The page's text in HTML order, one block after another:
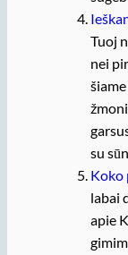
Tuoj
nei
su
Koko
labai
apie